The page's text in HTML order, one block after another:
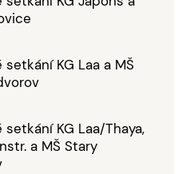
KG Laa a MŠ
KG Laa/Thaya,
a MŠ Stary